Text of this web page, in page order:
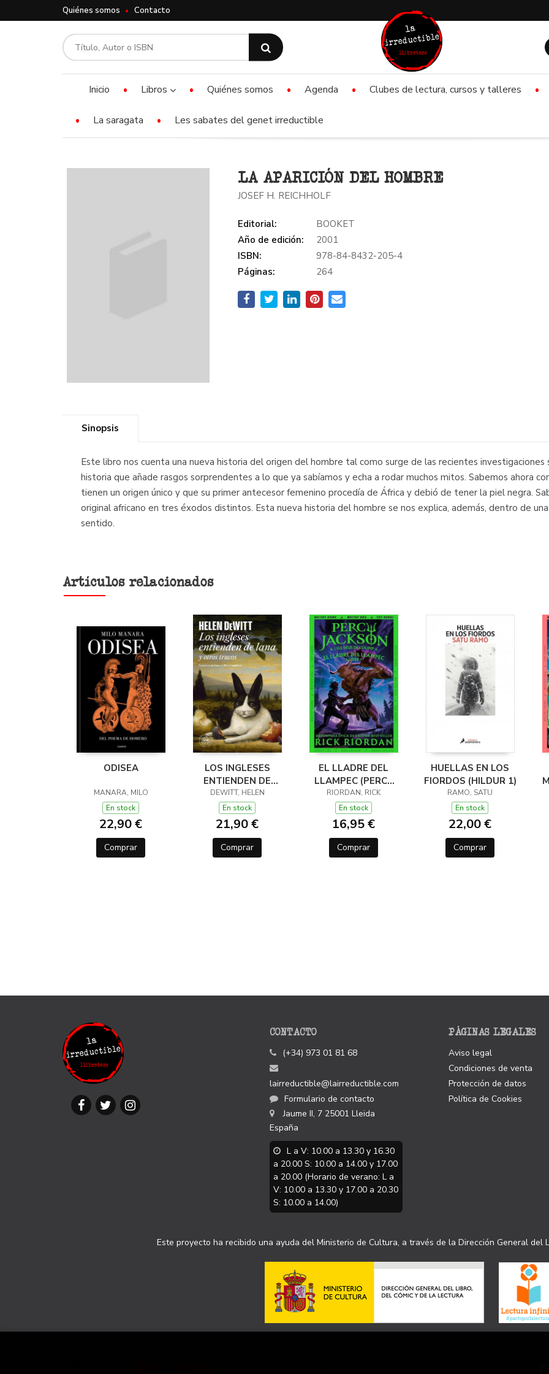
Quiénes somos Contacto
Inicio Libros Quiénes somos Agenda Clubes de lectura, cursos y talleres
La saragata Les sabates del genet irreductible
LA APARICIÓN DEL HOMBRE
JOSEF H. REICHHOLF
Editorial:
BOOKET
Año de edición:
2001
ISBN:
978-84-8432-205-4
Páginas:
264
Sinopsis
Este libro nos cuenta una nueva historia del origen del hombre tal como surge de las recientes
historia que añade rasgos sorprendentes a lo que ya sabíamos y echa a rodar muchos mitos. Sabemos ahora
tienen un origen único y que su primer antecesor femenino procedía de África y debió de tener la piel negra.
original africano en tres éxodos distintos. Esta nueva historia del hombre se nos explica, además, dentro de
sentido.
Artículos relacionados
ODISEA
MANARA, MILO
En stock
22,90 €
Comprar
LOS INGLESES
ENTIENDEN DE
LANA (Y OTROS
TRUCOS)
DEWITT, HELEN
En stock
21,90 €
Comprar
EL LLADRE DEL
LLAMPEC (PERCY
JACKSON I ELS
DÉUS DE L'OLIMP 1)
RIORDAN, RICK
En stock
16,95 €
Comprar
HUELLAS EN LOS
FIORDOS (HILDUR 1)
RAMO, SATU
En stock
22,00 €
Comprar
CONTACTO
(+34) 973 01 81 68
lairreductible@lairreductible.com
Formulario de contacto
Jaume II, 7 25001 Lleida
España
L a V: 10.00 a 13.30 y 16.30
a 20.00 S: 10.00 a 14.00 y 17.00
a 20.00 (Horario de verano: L a
V: 10.00 a 13.30 y 17.00 a 20.30
S: 10.00 a 14.00)
PÁGINAS LEGALES
Aviso legal
Condiciones de venta
Protección de datos
Política de Cookies
Este proyecto ha recibido una ayuda del Ministerio de Cultura, a través de la Dirección General del